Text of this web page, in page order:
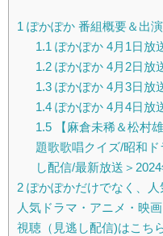
1 ぽかぽか 番組概要＆出
1.1 ぽかぽか 4月1日放
1.2ぽかぽか 4月2日放
1.3ぽかぽか 4月3日放
1.4ぽかぽか 4月4日放
1.5【麻倉未稀＆松村
題歌歌唱クイズ/昭和
し配信/最新放送＞
2 ぽかぽかだけでなく、人
人気ドラマ・アニメ・映
視聴（見逃し配信)はこち